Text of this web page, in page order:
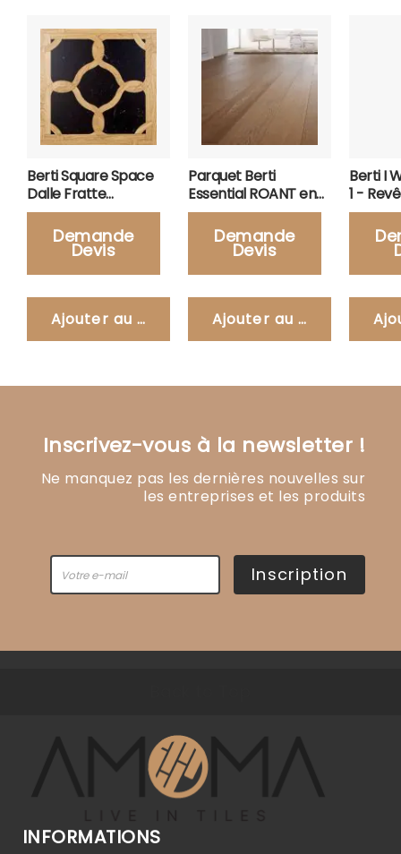
Berti Square Space
Dalle Fratte
Quadrotte Parquet
Demande
Devis
Ajouter au panier
Parquet Berti
Essential ROANT en
Chêne Antique
Demande
Devis
Ajouter au panier
Berti I
1 -
Parquet
Inscrivez-vous à la newsletter !
Ne manquez pas les dernières nouvelles sur
les entreprises et les produits
Inscription
INFORMATIONS